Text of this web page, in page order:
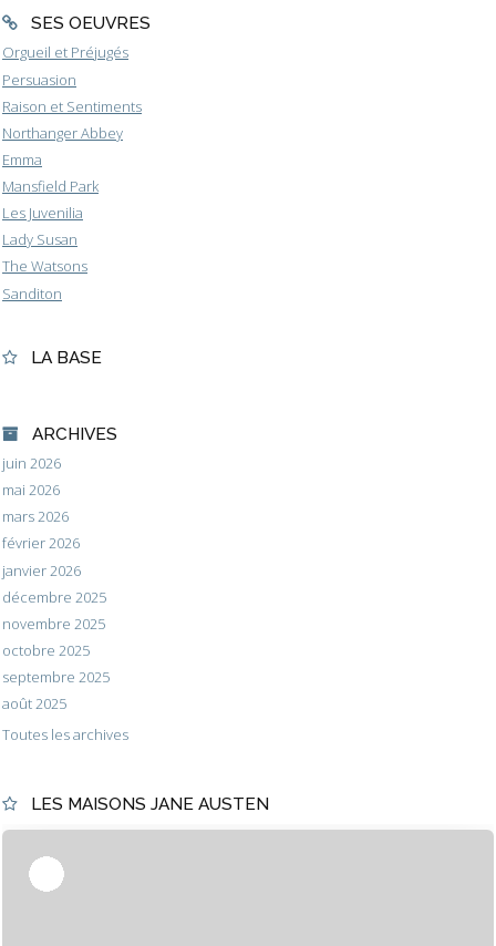
SES OEUVRES
Orgueil et Préjugés
Persuasion
Raison et Sentiments
Northanger Abbey
Emma
Mansfield Park
Les Juvenilia
Lady Susan
The Watsons
Sanditon
LA BASE
ARCHIVES
juin 2026
mai 2026
mars 2026
février 2026
janvier 2026
décembre 2025
novembre 2025
octobre 2025
septembre 2025
août 2025
Toutes les archives
LES MAISONS JANE AUSTEN